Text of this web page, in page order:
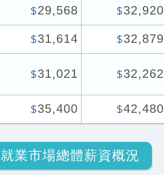
$29,568 $32,920
$31,614 $32,879
$31,021 $32,262
$35,400 $42,480
就業市場總體薪資概況